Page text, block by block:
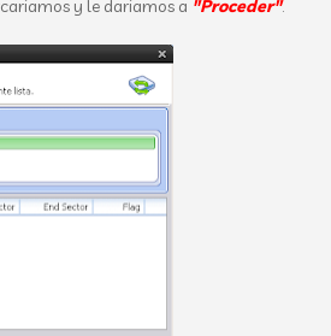
y le dariamos a "Proceder".